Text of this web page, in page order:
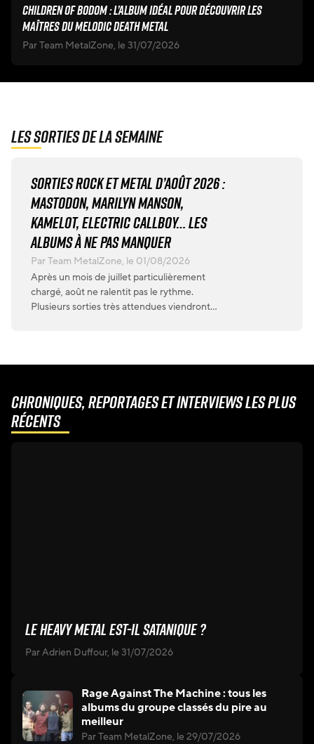
Children Of Bodom : l’album idéal pour découvrir les
maîtres du melodic death metal
Par Team MetalZone, le 31/07/2026
Les sorties de la semaine
Sorties rock et metal d’août 2026 :
Mastodon, Marilyn Manson,
Kamelot, Electric Callboy… les
albums à ne pas manquer
Par Team MetalZone, le 01/08/2026
Après un mois de juillet particulièrement
chargé, août ne ralentit pas le rythme.
Plusieurs sorties très attendues viendront
Mastodon et In This Moment. Entre
une nouvelle fois de quoi satisfaire les
amateurs […]
Chroniques, reportages et interviews les plus
récents
Le heavy metal est-il satanique ?
Par Adrien Duffour, le 31/07/2026
Rage Against The Machine : tous les
albums du groupe classés du pire au
meilleur
Par Team MetalZone, le 29/07/2026